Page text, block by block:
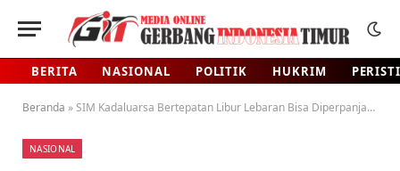
BERITA NASIONAL POLITIK HUKRIM
Beranda »SIM Kadaluarsa Bertepatan Libur Lebaran Bisa Diperpanjang Tanpa Bikin yang Baru
NASIONAL